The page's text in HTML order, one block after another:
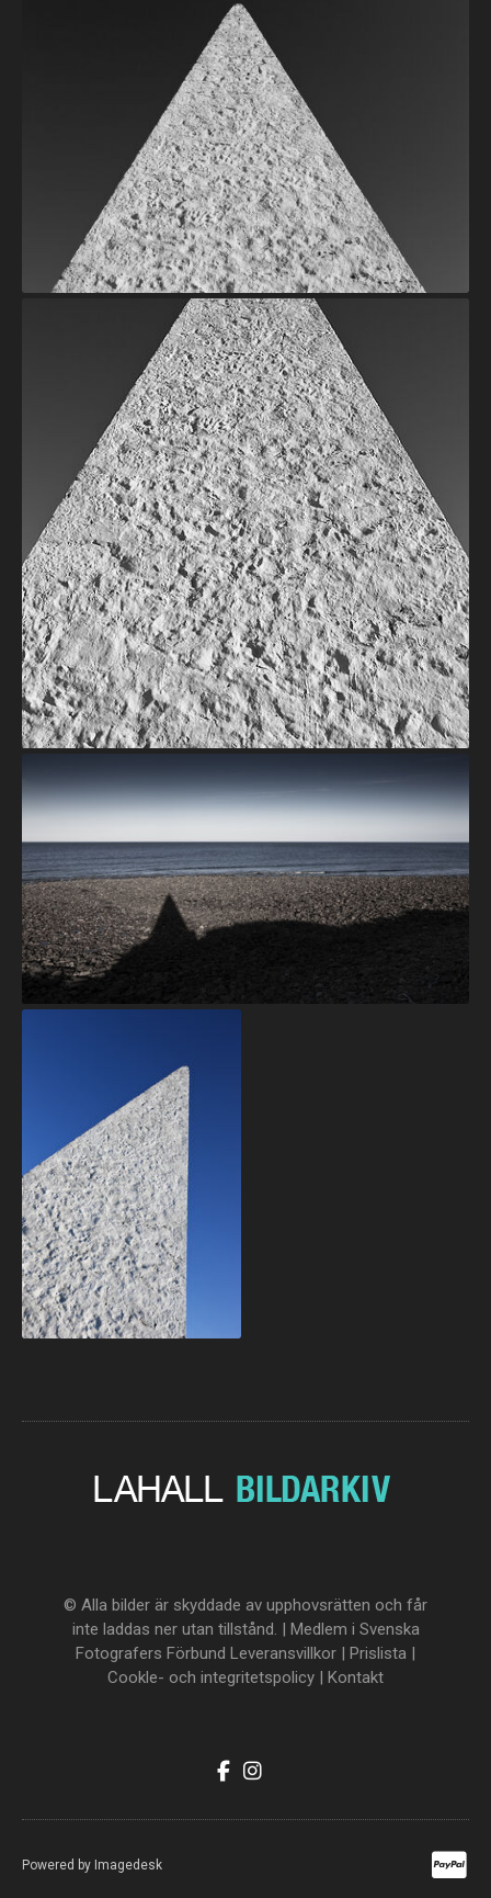
© Alla bilder är skyddade av upphovsrätten och får
inte laddas ner utan tillstånd. | Medlem i Svenska
Fotografers Förbund Leveransvillkor | Prislista |
Cookle- och integritetspolicy | Kontakt
Powered by Imagedesk